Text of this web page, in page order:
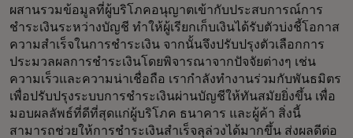
ผสานรวมข้อมูลที่ผู้บริโภคอนุญาตเข้ากับประสบการณ์การ
ชำระเงินระหว่างบัญชี ทำให้ผู้เรียกเก็บเงินได้รับตัวบ่งชี้โอกาส
ความสำเร็จในการชำระเงิน จากนั้นจึงปรับปรุงตัวเลือกการ
ประมวลผลการชำระเงินโดยพิจารณาจากปัจจัยต่างๆ เช่น
ความเร็วและความน่าเชื่อถือ เรากำลังทำงานร่วมกับพันธมิตร
เพื่อปรับปรุงระบบการชำระเงินผ่านบัญชีให้ทันสมัยยิ่งขึ้น เพื่อ
มอบผลลัพธ์ที่ดีที่สุดแก่ผู้บริโภค ธนาคาร และผู้ค้า สิ่งนี้
สามารถช่วยให้การชำระเงินสำเร็จลุล่วงได้มากขึ้น ส่งผลดีต่อ